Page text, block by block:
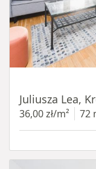
Juliusza Lea,
36,00 zł/m² 72